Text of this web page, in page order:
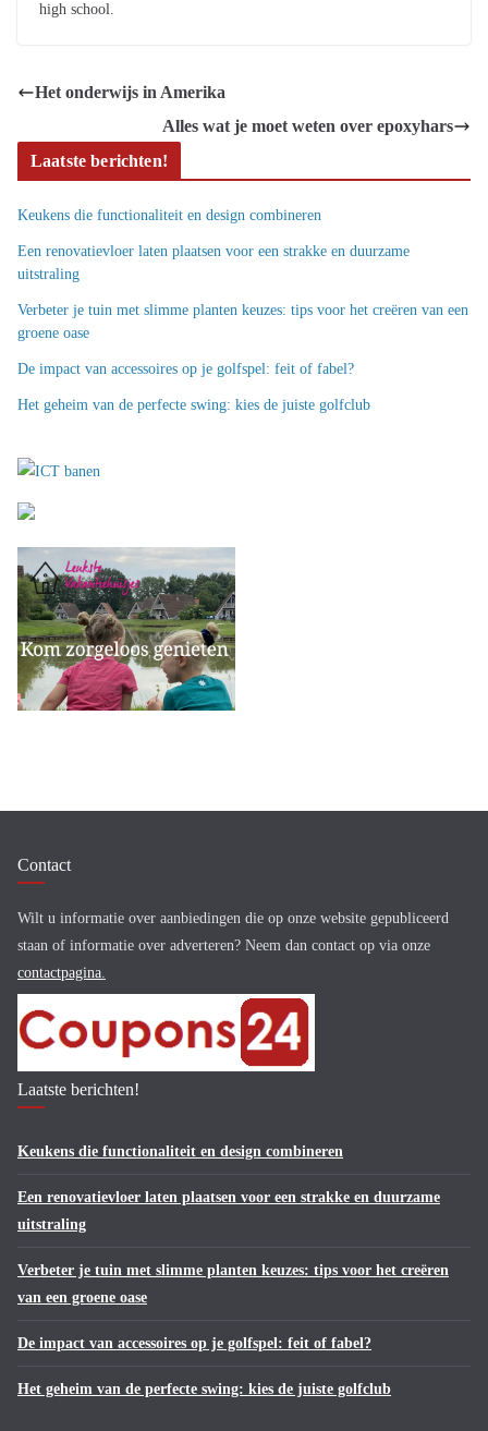
high school.
Het onderwijs in Amerika
Alles wat je moet weten over epoxyhars
Laatste berichten!
Keukens die functionaliteit en design combineren
Een renovatievloer laten plaatsen voor een strakke en duurzame
uitstraling
Verbeter je tuin met slimme planten keuzes: tips voor het creëren van een
groene oase
De impact van accessoires op je golfspel: feit of fabel?
Het geheim van de perfecte swing: kies de juiste golfclub
Contact
Wilt u informatie over aanbiedingen die op onze website gepubliceerd
staan of informatie over adverteren? Neem dan contact op via onze
contactpagina.
Laatste berichten!
Keukens die functionaliteit en design combineren
Een renovatievloer laten plaatsen voor een strakke en duurzame
uitstraling
Verbeter je tuin met slimme planten keuzes: tips voor het creëren
van een groene oase
De impact van accessoires op je golfspel: feit of fabel?
Het geheim van de perfecte swing: kies de juiste golfclub